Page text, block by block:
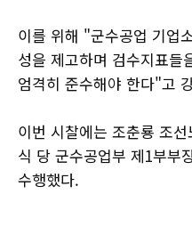
이를 위해 "군수공업 기업
성을 제고하며 검수지표들
엄격히 준수해야 한다"고
이번 시찰에는 조춘룡 조
식 당 군수공업부 제1부부
수행했다.